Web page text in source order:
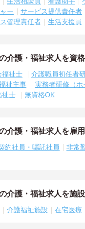
ー
サービス提供責任者
管理責任者 生活支援員
介護・福祉求人を資
福祉士
介護職員初任者
祉主事
実務者研修（ホ
祉士 無資格OK
介護・福祉求人を雇
約社員・嘱託社員
非常
介護・福祉求人を施
介護福祉施設 在宅医療